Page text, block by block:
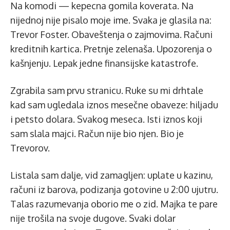
Na komodi — kepecna gomila koverata. Na
nijednoj nije pisalo moje ime. Svaka je glasila na:
Trevor Foster. Obaveštenja o zajmovima. Računi
kreditnih kartica. Pretnje zelenaša. Upozorenja o
kašnjenju. Lepak jedne finansijske katastrofe.
Zgrabila sam prvu stranicu. Ruke su mi drhtale
kad sam ugledala iznos mesečne obaveze: hiljadu
i petsto dolara. Svakog meseca. Isti iznos koji
sam slala majci. Račun nije bio njen. Bio je
Trevorov.
Listala sam dalje, vid zamagljen: uplate u kazinu,
računi iz barova, podizanja gotovine u 2:00 ujutru.
Talas razumevanja oborio me o zid. Majka te pare
nije trošila na svoje dugove. Svaki dolar